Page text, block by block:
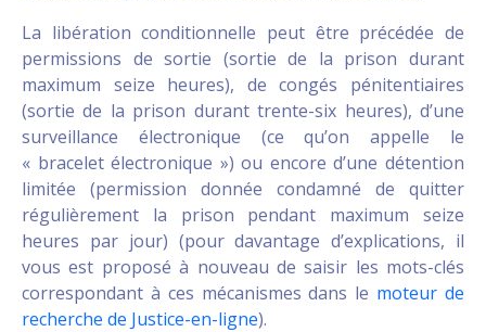
La libération conditionnelle peut être précédée de
permissions de sortie (sortie de la prison durant
maximum seize heures), de congés pénitentiaires
(sortie de la prison durant trente-six heures), d’une
surveillance électronique (ce qu’on appelle le
« bracelet électronique ») ou encore d’une détention
limitée (permission donnée condamné de quitter
régulièrement la prison pendant maximum seize
heures par jour) (pour davantage d’explications, il
vous est proposé à nouveau de saisir les mots-clés
correspondant à ces mécanismes dans le moteur de
recherche de Justice-en-ligne).